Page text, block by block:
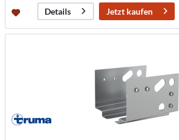
Details Jetzt kaufen